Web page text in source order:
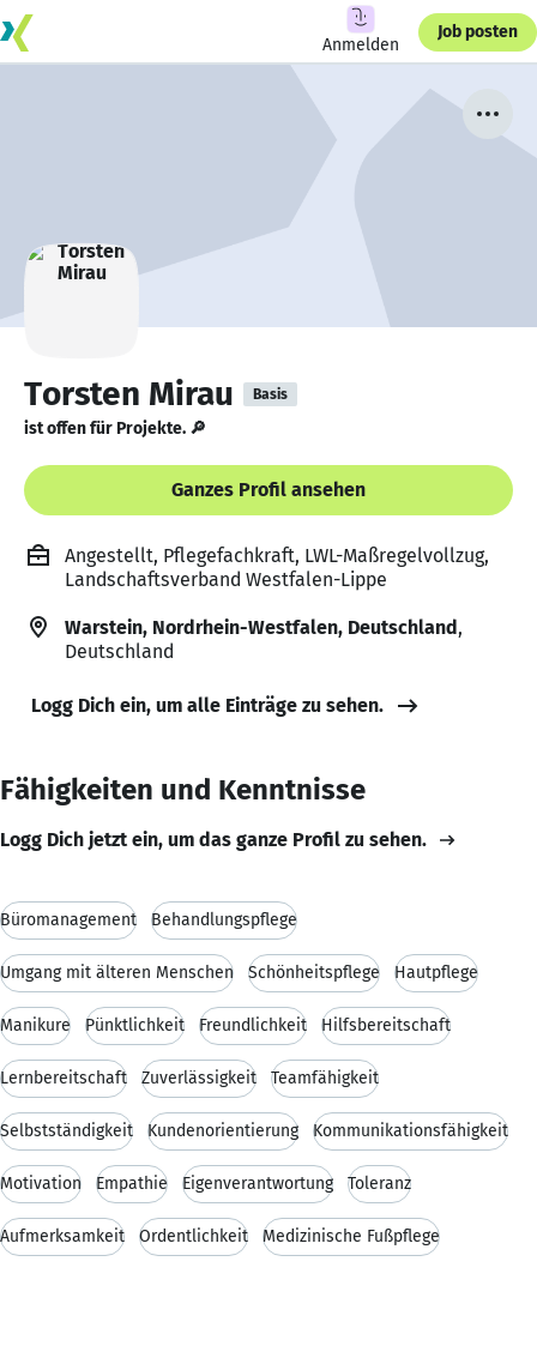
Anmelden
Job posten
Torsten Mirau Basis
ist offen für Projekte. 🔎
Ganzes Profil ansehen
Angestellt, Pflegefachkraft, LWL-Maßregelvollzug,
Landschaftsverband Westfalen-Lippe
Warstein, Nordrhein-Westfalen, Deutschland,
Deutschland
Logg Dich ein, um alle Einträge zu sehen.
Fähigkeiten und Kenntnisse
Logg Dich jetzt ein, um das ganze Profil zu sehen.
Büromanagement Behandlungspflege
Umgang mit älteren Menschen Schönheitspflege Hautpflege
Manikure Pünktlichkeit Freundlichkeit Hilfsbereitschaft
Lernbereitschaft Zuverlässigkeit Teamfähigkeit
Selbstständigkeit Kundenorientierung Kommunikationsfähigkeit
Motivation Empathie Eigenverantwortung Toleranz
Aufmerksamkeit Ordentlichkeit Medizinische Fußpflege